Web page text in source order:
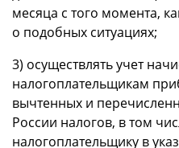
месяца с того момента,
о подобных ситуациях;
3) осуществлять учет
налогоплательщикам
вычтенных и
России налогов, в том
налогоплательщику в